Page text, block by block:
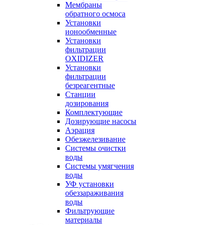
Мембраны
обратного осмоса
Установки
ионообменные
Установки
фильтрации
OXIDIZER
Установки
фильтрации
безреагентные
Станции
дозирования
Комплектующие
Дозирующие насосы
Аэрация
Обезжелезивание
Системы очистки
воды
Системы умягчения
воды
УФ установки
обеззараживания
воды
Фильтрующие
материалы